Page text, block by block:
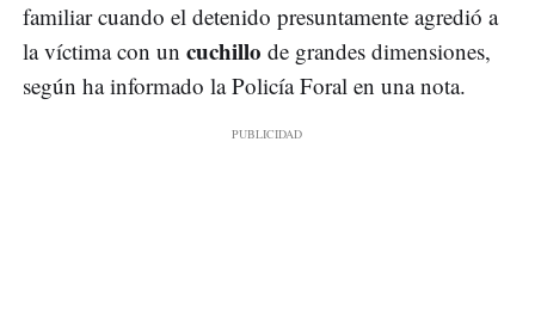
familiar cuando el detenido presuntamente agredió a
la víctima con un cuchillo de grandes dimensiones,
según ha informado la Policía Foral en una nota.